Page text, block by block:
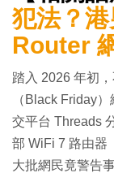
犯法？
Router
踏入 2026 年初
（Black Friday
交平台 Threads
部 WiFi 7 路由器
大批網民竟警告